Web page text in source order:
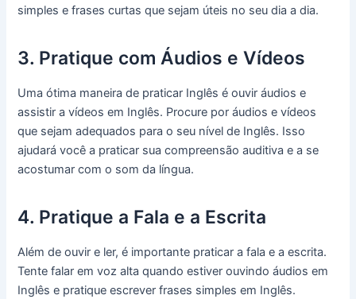
simples e frases curtas que sejam úteis no seu dia a dia.
3. Pratique com Áudios e Vídeos
Uma ótima maneira de praticar Inglês é ouvir áudios e
assistir a vídeos em Inglês. Procure por áudios e vídeos
que sejam adequados para o seu nível de Inglês. Isso
ajudará você a praticar sua compreensão auditiva e a se
acostumar com o som da língua.
4. Pratique a Fala e a Escrita
Além de ouvir e ler, é importante praticar a fala e a escrita.
Tente falar em voz alta quando estiver ouvindo áudios em
Inglês e pratique escrever frases simples em Inglês.